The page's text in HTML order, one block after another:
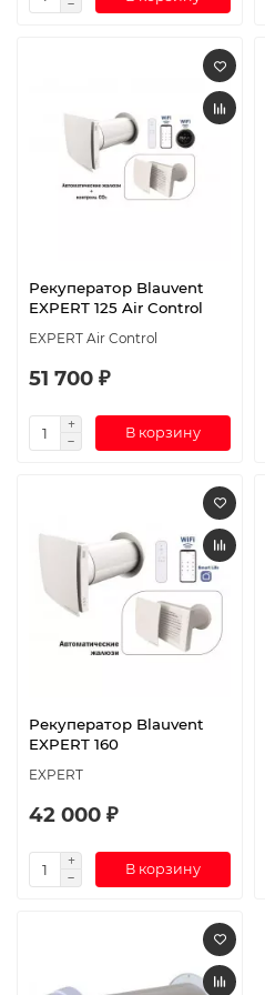
Рекуператор Blauvent
EXPERT 125 Air Control
EXPERT Air Control
51 700 ₽
В корзину
Рекуператор Blauvent
EXPERT 160
EXPERT
42 000 ₽
В корзину